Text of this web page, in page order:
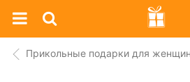
Prazdnik
Shop
Прикольные подарки для женщин